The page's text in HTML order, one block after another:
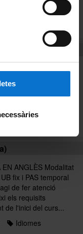
Idiomes
fix i PAS temporal
de fer atenció
els requisits
de l'inici del curs...
ANGLÈS Modalitat
fix i PAS temporal
de fer atenció
els requisits
l'inici del curs...
Idiomes